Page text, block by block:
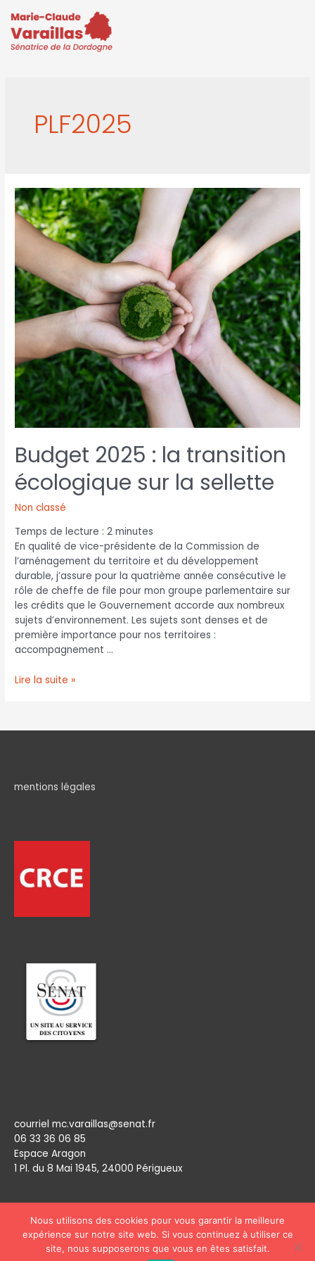
PLF2025
Budget 2025 : la transition
écologique sur la sellette
Non classé
Temps de lecture :2 minutes
En qualité de vice-présidente de la Commission de
l’aménagement du territoire et du développement
durable, j’assure pour la quatrième année consécutive le
rôle de cheffe de file pour mon groupe parlementaire sur
les crédits que le Gouvernement accorde aux nombreux
sujets d’environnement. Les sujets sont denses et de
première importance pour nos territoires :
accompagnement …
Lire la suite »
mentions légales
courriel mc.varaillas@senat.fr
06 33 36 06 85
Espace Aragon
1 Pl. du 8 Mai 1945, 24000 Périgueux​
Copyright © 2026Marie Claude Varaillas
Nous utilisons des cookies pour vous garantir la meilleure
expérience sur notre site web. Si vous continuez à utiliser ce
site, nous supposerons que vous en êtes satisfait.